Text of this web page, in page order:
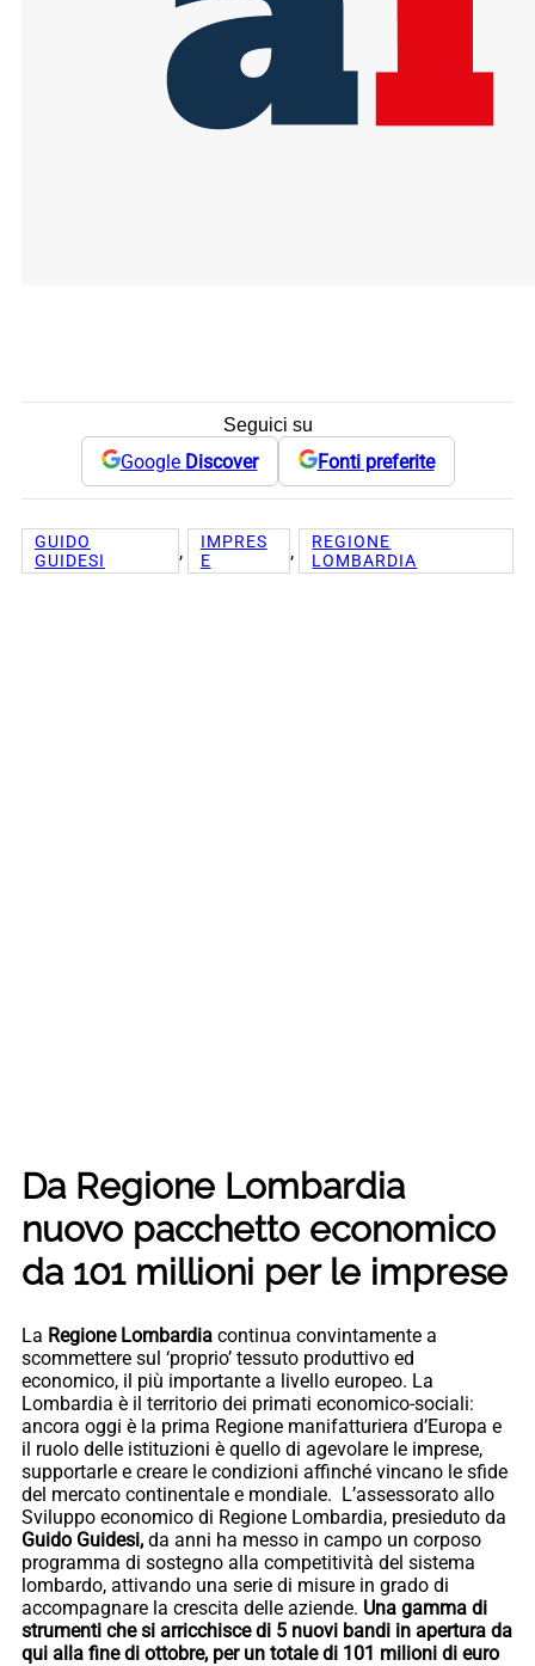
Seguici su
Google Discover Fonti preferite
GUIDO
GUIDESI
,
IMPRES
E
,
REGIONE
LOMBARDIA
Da Regione Lombardia
nuovo pacchetto economico
da 101 millioni per le imprese
La Regione Lombardia continua convintamente a
scommettere sul ‘proprio’ tessuto produttivo ed
economico, il più importante a livello europeo. La
Lombardia è il territorio dei primati economico-sociali:
ancora oggi è la prima Regione manifatturiera d’Europa e
il ruolo delle istituzioni è quello di agevolare le imprese,
supportarle e creare le condizioni affinché vincano le sfide
del mercato continentale e mondiale. L’assessorato allo
Sviluppo economico di Regione Lombardia, presieduto da
Guido Guidesi, da anni ha messo in campo un corposo
programma di sostegno alla competitività del sistema
lombardo, attivando una serie di misure in grado di
accompagnare la crescita delle aziende. Una gamma di
strumenti che si arricchisce di 5 nuovi bandi in apertura da
qui alla fine di ottobre, per un totale di 101 milioni di euro